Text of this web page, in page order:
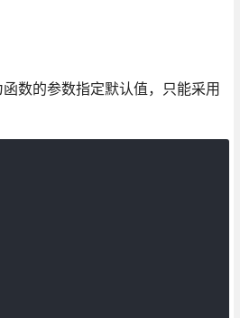
数的参数指定默认值，只能采用